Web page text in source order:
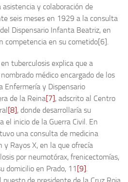
y colaboración de
seis meses en 1929 a la consulta
Dispensario Infanta Beatriz, en
competencia en su cometido[6].
tuberculosis explica que a
médico encargado de los
Enfermería y Dispensario
de la Reina[7], adscrito al Centro
[8], donde desarrollaría su
el inicio de la Guerra Civil. En
una consulta de medicina
y Rayos X, en la que ofrecía
por neumotórax, frenicectomías,
domicilio en Prado, 11 [9].